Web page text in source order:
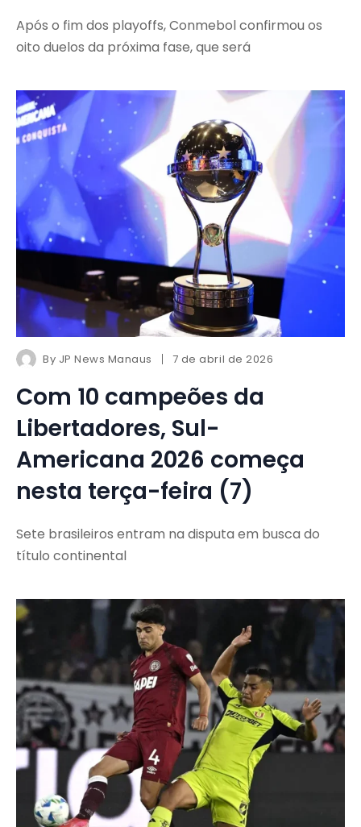
Após o fim dos playoffs, Conmebol confirmou os
oito duelos da próxima fase, que será
By JP News Manaus 7 de abril de 2026
Com 10 campeões da
Libertadores, Sul-
Americana 2026 começa
nesta terça-feira (7)
Sete brasileiros entram na disputa em busca do
título continental